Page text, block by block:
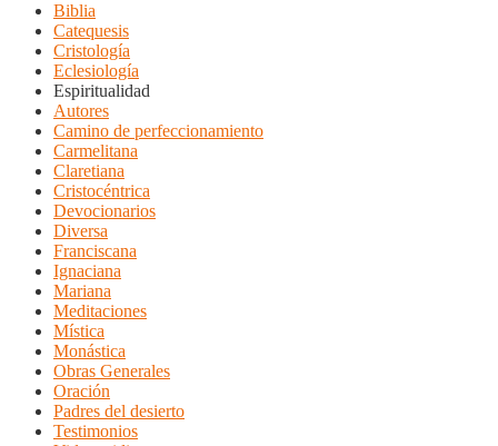
Biblia
Catequesis
Cristología
Eclesiología
Espiritualidad
Autores
Camino de perfeccionamiento
Carmelitana
Claretiana
Cristocéntrica
Devocionarios
Diversa
Franciscana
Ignaciana
Mariana
Meditaciones
Mística
Monástica
Obras Generales
Oración
Padres del desierto
Testimonios